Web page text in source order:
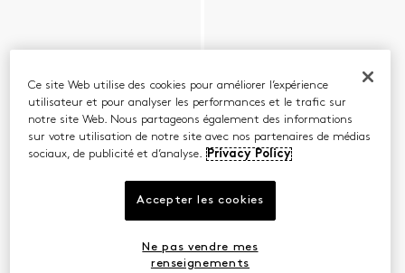
Ce site Web utilise des cookies pour améliorer l’expérience
utilisateur et pour analyser les performances et le trafic sur
notre site Web. Nous partageons également des informations
sur votre utilisation de notre site avec nos partenaires de médias
sociaux, de publicité et d’analyse. Privacy Policy
Accepter les cookies
Ne pas vendre mes
renseignements